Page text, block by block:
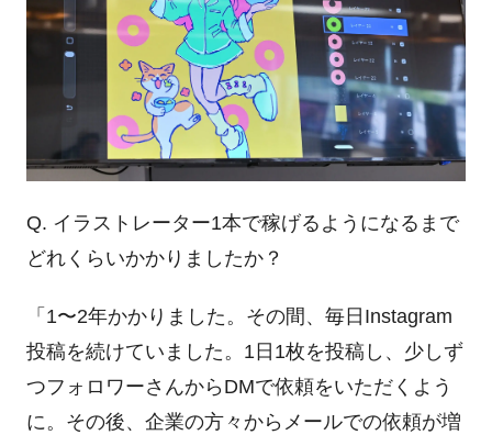
Q. イラストレーター1本で稼げるようになるまで
どれくらいかかりましたか？
「1〜2年かかりました。その間、毎日Instagram
投稿を続けていました。1日1枚を投稿し、少しず
つフォロワーさんからDMで依頼をいただくよう
に。その後、企業の方々からメールでの依頼が増